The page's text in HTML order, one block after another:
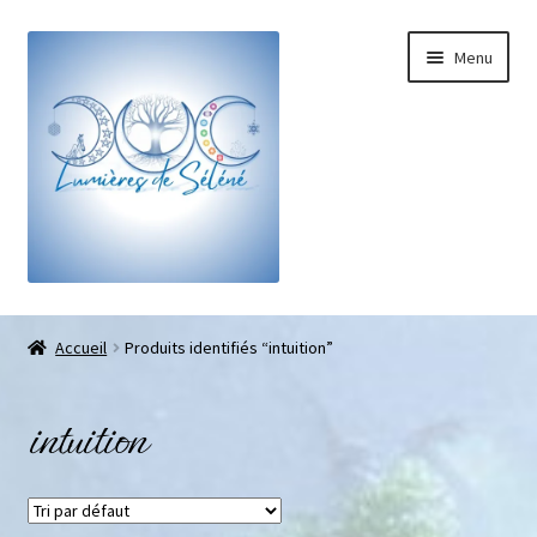
Menu
Boutique
Galets pouce anti-stress
Pendentifs sifflet et fioles
Accueil Produits identifiés “intuition”
intuition